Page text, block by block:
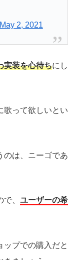
May 2, 2021
実装を心待ちにし
歌って欲しいとい
のは、ニーゴであ
、 ユーザーの希
ップでの購入だと